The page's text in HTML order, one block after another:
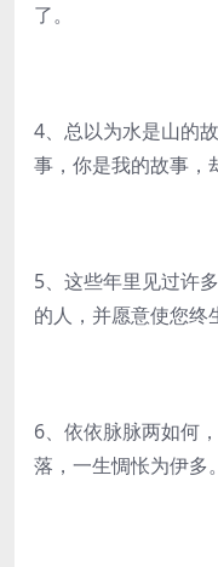
了。
4、总以为水是山的
事，你是我的故事，
5、这些年里见过许
的人，并愿意使您终
6、依依脉脉两如何
落，一生惆怅为伊多。